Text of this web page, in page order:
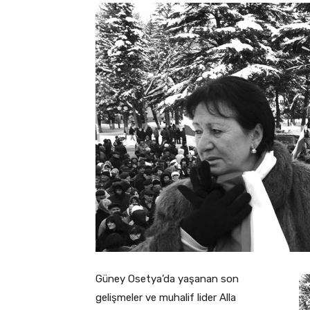
Güney Osetya’da yaşanan son
gelişmeler ve muhalif lider Alla